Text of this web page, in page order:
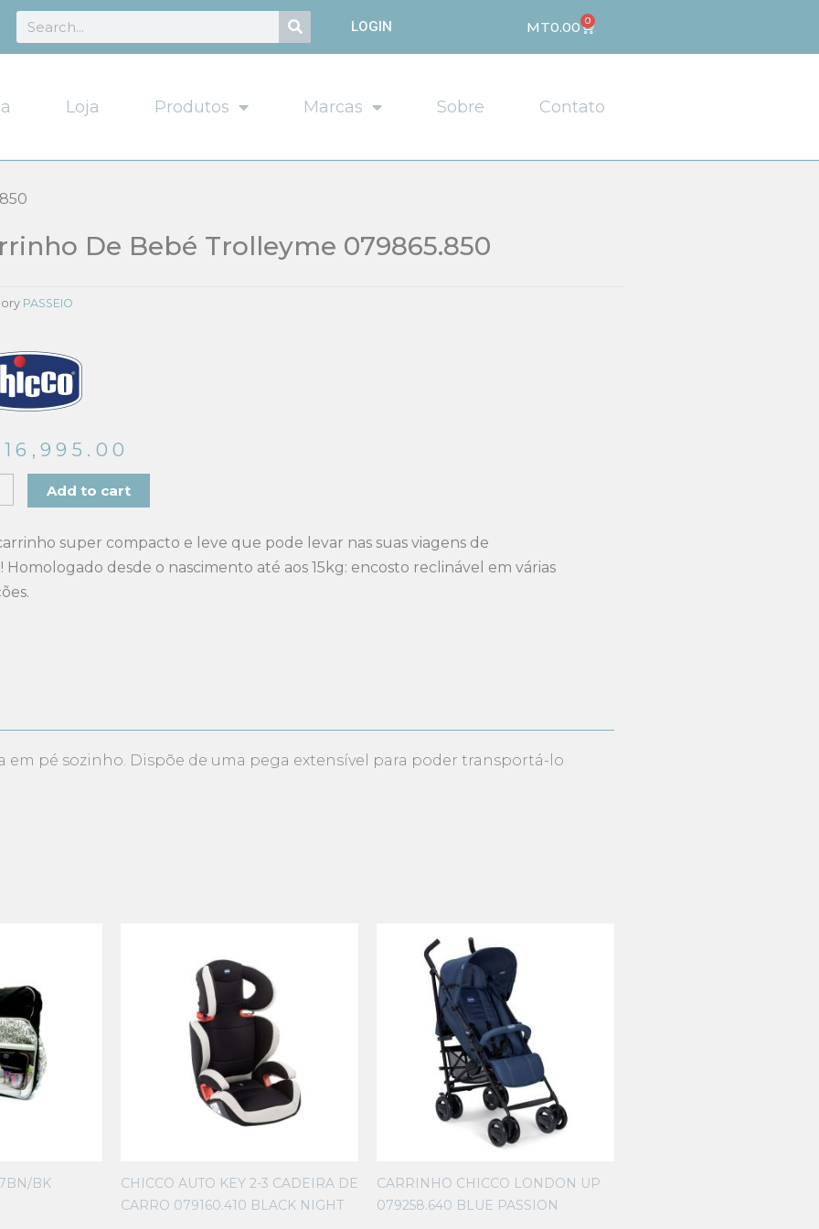
Search Search
LOGIN MT0.00 0
Cart
Loja Produtos Marcas Sobre Contato
De Bebé Trolleyme 079865.850
PASSEIO
16,995.00
Add to cart
super compacto e leve que pode levar nas suas viagens de
Homologado desde o nascimento até aos 15kg: encosto reclinável em várias
em pé sozinho. Dispõe de uma pega extensível para poder transportá-lo
BK
CHICCO AUTO KEY 2-3 CADEIRA DE
CARRO 079160.410 BLACK NIGHT
CARRINHO CHICCO LONDON UP
079258.640 BLUE PASSION